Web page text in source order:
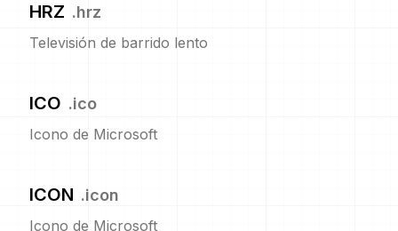
HRZ .hrz
Televisión de barrido lento
ICO .ico
Icono de Microsoft
ICON .icon
Icono de Microsoft